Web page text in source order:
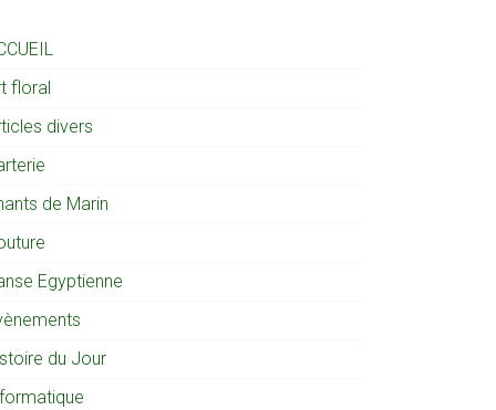
floral
divers
de Marin
Egyptienne
du Jour